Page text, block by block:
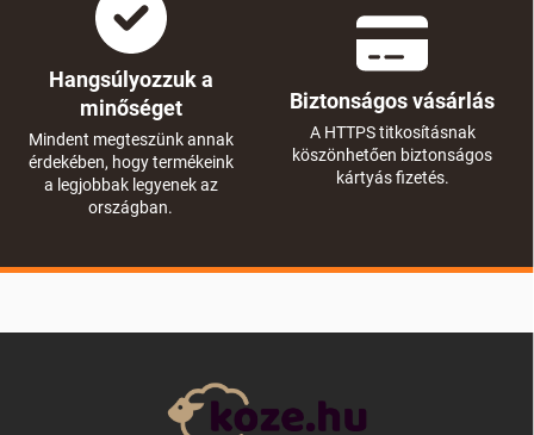
Hangsúlyozzuk a
minőséget
Mindent megteszünk annak
érdekében, hogy termékeink
a legjobbak legyenek az
országban.
Biztonságos vásárlás
A HTTPS titkosításnak
köszönhetően biztonságos
kártyás fizetés.